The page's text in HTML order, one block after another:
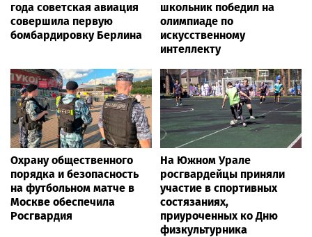
года советская авиация
совершила первую
бомбардировку Берлина
школьник победил на
олимпиаде по
искусственному
интеллекту
Охрану общественного
порядка и безопасность
на футбольном матче в
Москве обеспечила
Росгвардия
На Южном Урале
росгвардейцы приняли
участие в спортивных
состязаниях,
приуроченных ко Дню
физкультурника